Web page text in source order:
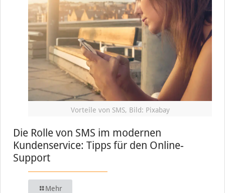
Vorteile von SMS, Bild: Pixabay
Die Rolle von SMS im modernen
Kundenservice: Tipps für den Online-
Support
Mehr